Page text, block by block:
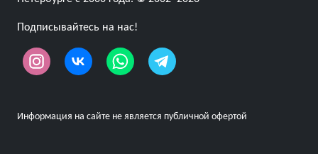
Подписывайтесь на нас!
Информация на сайте не является публичной офертой